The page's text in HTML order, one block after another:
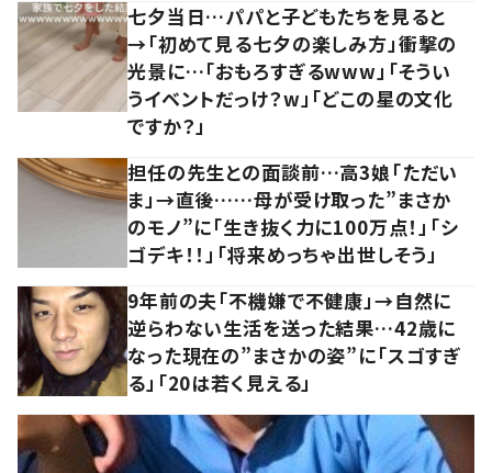
七夕当日…パパと子どもたちを見ると
→「初めて見る七夕の楽しみ方」衝撃の
光景に…「おもろすぎるwww」「そうい
うイベントだっけ？w」「どこの星の文化
ですか？」
担任の先生との面談前…高3娘「ただい
ま」→直後……母が受け取った”まさか
のモノ”に「生き抜く力に100万点！」「シ
ゴデキ！！」「将来めっちゃ出世しそう」
9年前の夫「不機嫌で不健康」→自然に
逆らわない生活を送った結果…42歳に
なった現在の”まさかの姿”に「スゴすぎ
る」「20は若く見える」